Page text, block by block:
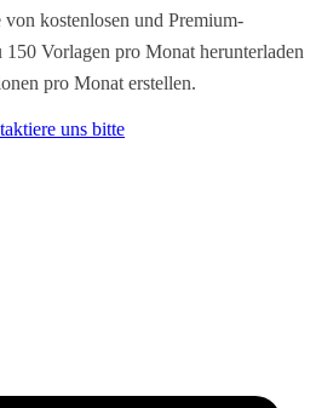
von kostenlosen und Premium-
150 Vorlagen pro Monat herunterladen
pro Monat erstellen.
uns bitte